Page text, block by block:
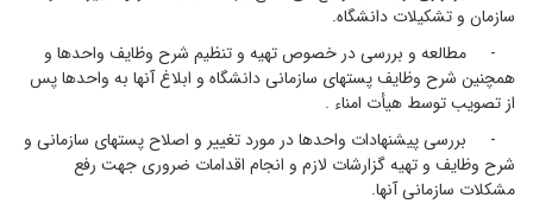
سازمان و تشکیلات دانشگاه.
- مطالعه و بررسی در خصوص تهیه و تنظیم شرح وظایف واحدها و
همچنین شرح وظایف پستهای سازمانی دانشگاه و ابلاغ آنها به واحدها پس
از تصویب توسط هیأت امناء .
- بررسی پیشنهادات واحدها در مورد تغییر و اصلاح پستهای سازمانی و
شرح وظایف و تهیه گزارشات لازم و انجام اقدامات ضروری جهت رفع
مشکلات سازمانی آنها.